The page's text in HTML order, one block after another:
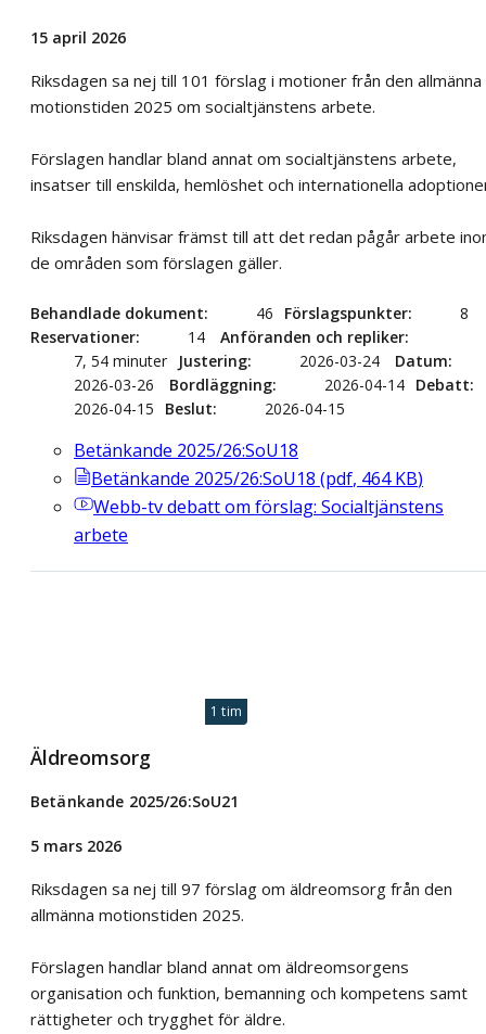
15 april 2026
Riksdagen sa nej till 101 förslag i motioner från den allmänna
motionstiden 2025 om socialtjänstens arbete.
Förslagen handlar bland annat om socialtjänstens arbete,
insatser till enskilda, hemlöshet och internationella
Riksdagen hänvisar främst till att det redan pågår arbete
de områden som förslagen gäller.
Behandlade dokument 46 Förslagspunkter
8
Reservationer
14
Anföranden och repliker
7, 54 minuter
Justering 2026-03-24
Datum
2026-03-26
Bordläggning 2026-04-14 Debatt
2026-04-15
Beslut 2026-04-15
Betänkande 2025/26:SoU18
Betänkande 2025/26:SoU18 (pdf, 464 KB)
Webb-tvdebatt om förslag: Socialtjänstens
arbete
1 tim
Äldreomsorg
Betänkande 2025/26:SoU21
5 mars 2026
Riksdagen sa nej till 97 förslag om äldreomsorg från den
allmänna motionstiden 2025.
Förslagen handlar bland annat om äldreomsorgens
organisation och funktion, bemanning och kompetens samt
rättigheter och trygghet för äldre.